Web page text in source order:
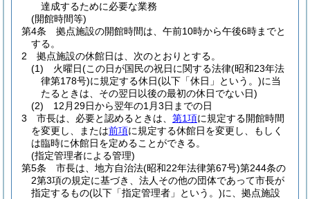
達成するために必要な業務
(開館時間等)
第4条
拠点施設の開館時間は、午前10時から午後6時までと
する。
2
拠点施設の休館日は、次のとおりとする。
(1)
火曜日(この日が国民の祝日に関する法律(昭和23年法
律第178号)に規定する休日(以下「休日」という。)に当
たるときは、その翌日以後の最初の休日でない日)
(2)
12月29日から翌年の1月3日までの日
3
市長は、必要と認めるときは、 第1項に規定する開館時間
を変更し、または前項に規定する休館日を変更し、もしく
は臨時に休館日を定めることができる。
(指定管理者による管理)
第5条
市長は、地方自治法(昭和22年法律第67号)第244条の
2第3項の規定に基づき、法人その他の団体であって市長が
指定するもの(以下「指定管理者」という。)に、拠点施設